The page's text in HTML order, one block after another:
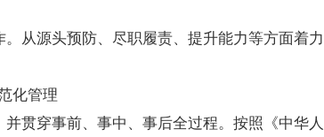
从源头预防、尽职履责、提升能力等方面着
化管理
贯穿事前、事中、事后全过程。按照《中华